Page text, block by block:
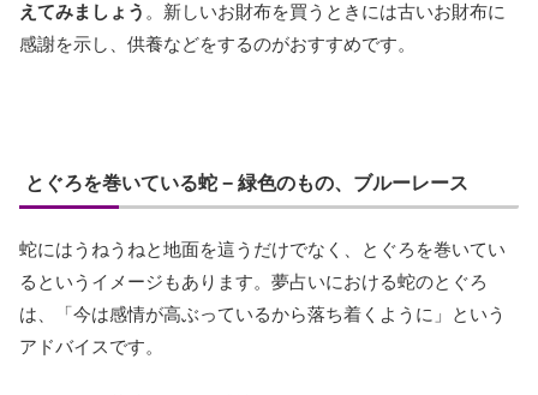
えてみましょう 。新しいお財布を買うときには古いお財布に
感謝を示し、供養などをするのがおすすめです。
とぐろを巻いている蛇 − 緑色のもの、ブルーレース
蛇にはうねうねと地面を這うだけでなく、とぐろを巻いてい
るというイメージもあります。夢占いにおける蛇のとぐろ
は、「今は感情が高ぶっているから落ち着くように」という
アドバイスです。